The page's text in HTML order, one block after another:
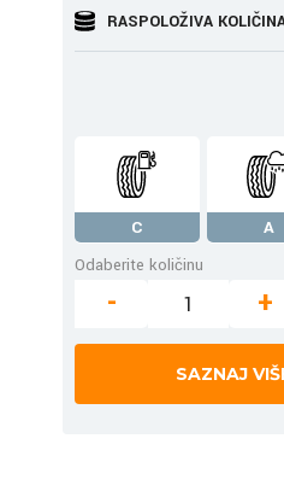
RASPOLOŽIVA
C A
Odaberite količinu
- +
SAZNAJ